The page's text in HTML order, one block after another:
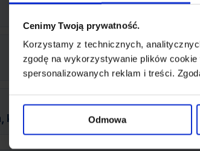
Cenimy Twoją prywatność.
Korzystamy z technicznych,
zgodę na wykorzystywanie plików
spersonalizowanych reklam i treści.
Odmowa
online
karta